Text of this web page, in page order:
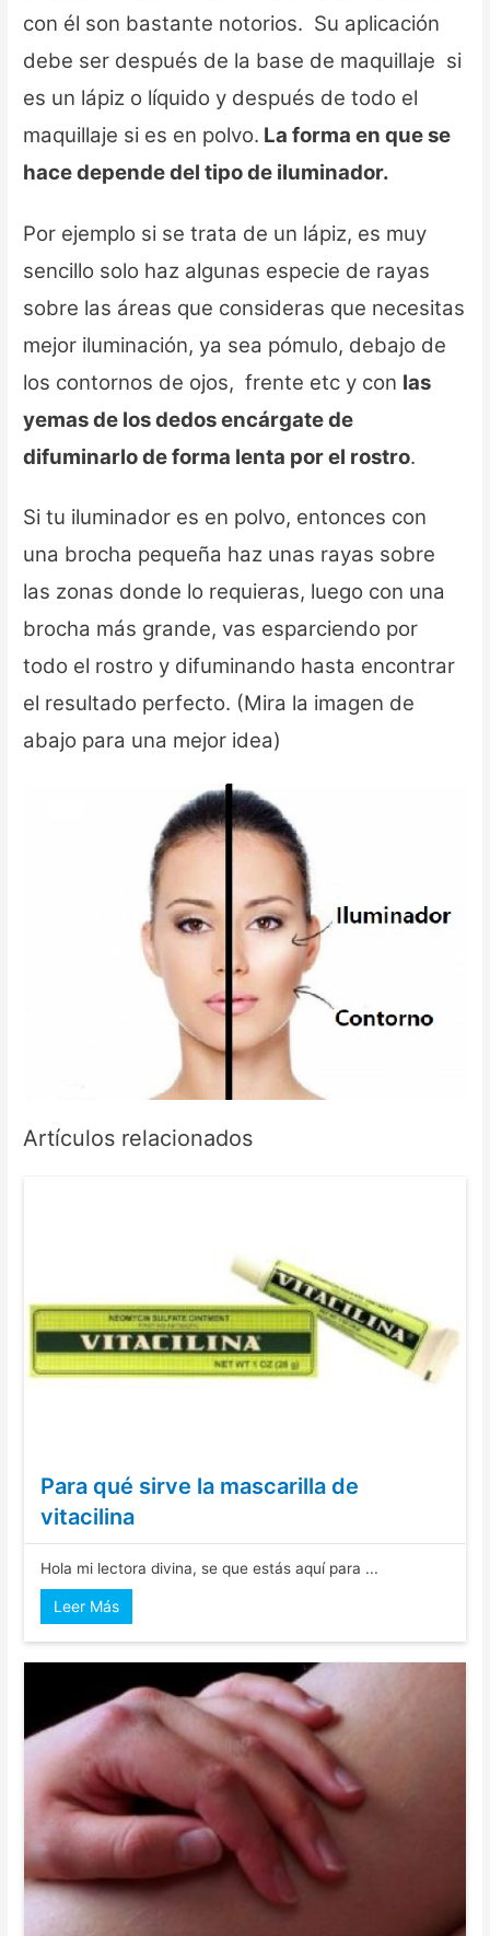
con él son bastante notorios. Su aplicación
debe ser después de la base de maquillaje si
es un lápiz o líquido y después de todo el
maquillaje si es en polvo. La forma en que se
hace depende del tipo de iluminador.
Por ejemplo si se trata de un lápiz, es muy
sencillo solo haz algunas especie de rayas
sobre las áreas que consideras que necesitas
mejor iluminación, ya sea pómulo, debajo de
los contornos de ojos, frente etc y con las
yemas de los dedos encárgate de
difuminarlo de forma lenta por el rostro.
Si tu iluminador es en polvo, entonces con
una brocha pequeña haz unas rayas sobre
las zonas donde lo requieras, luego con una
brocha más grande, vas esparciendo por
todo el rostro y difuminando hasta encontrar
el resultado perfecto. (Mira la imagen de
abajo para una mejor idea)
Artículos relacionados
Para qué sirve la mascarilla de
vitacilina
Hola mi lectora divina, se que estás aquí para ...
Leer Más